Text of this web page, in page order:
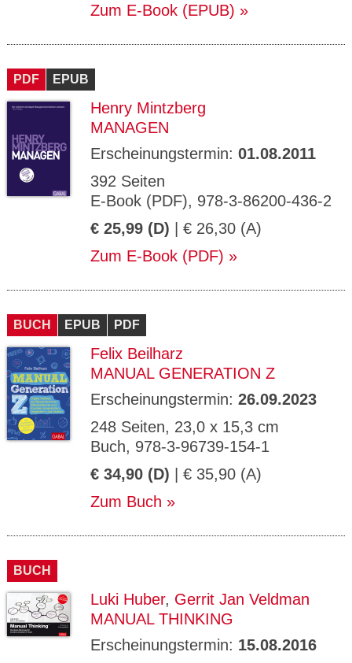
Zum E-Book (EPUB)
PDF EPUB
Henry Mintzberg
MANAGEN
Erscheinungstermin: 01.08.2011
392 Seiten
E-Book (PDF), 978-3-86200-436-2
€ 25,99 (D) | € 26,30 (A)
Zum E-Book (PDF)
BUCH EPUB PDF
Felix Beilharz
MANUAL GENERATION Z
Erscheinungstermin: 26.09.2023
248 Seiten, 23,0 x 15,3 cm
Buch, 978-3-96739-154-1
€ 34,90 (D) | € 35,90 (A)
Zum Buch
BUCH
Luki Huber, Gerrit Jan Veldman
MANUAL THINKING
Erscheinungstermin: 15.08.2016